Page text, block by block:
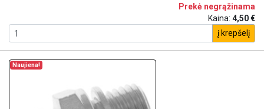
Prekė negrąžinama
Kaina: 4,50 €
į krepšelį
Naujiena!